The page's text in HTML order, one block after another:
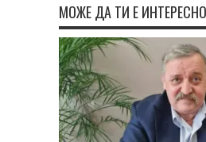
МОЖЕ ДА ТИ Е ИНТЕРЕСНО